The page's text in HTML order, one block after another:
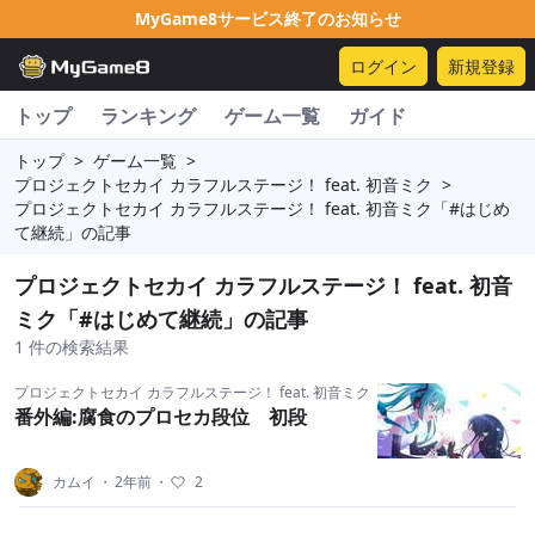
MyGame8サービス終了のお知らせ
ログイン 新規登録
トップ ランキング ゲーム一覧 ガイド
トップ > ゲーム一覧 >
プロジェクトセカイ カラフルステージ！ feat. 初音ミク >
プロジェクトセカイ カラフルステージ！ feat. 初音ミク「#はじめ
て継続」の記事
プロジェクトセカイ カラフルステージ！ feat. 初音
ミク「#はじめて継続」の記事
1 件の検索結果
プロジェクトセカイ カラフルステージ！ feat. 初音ミク
番外編:腐食のプロセカ段位 初段
カムイ ・ 2年前 ・ 2